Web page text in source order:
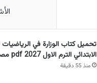
تحميل كتاب الوزارة في
الابتدائي الترم الاول 2027 pdf مصر
منذ 55 دقيقة